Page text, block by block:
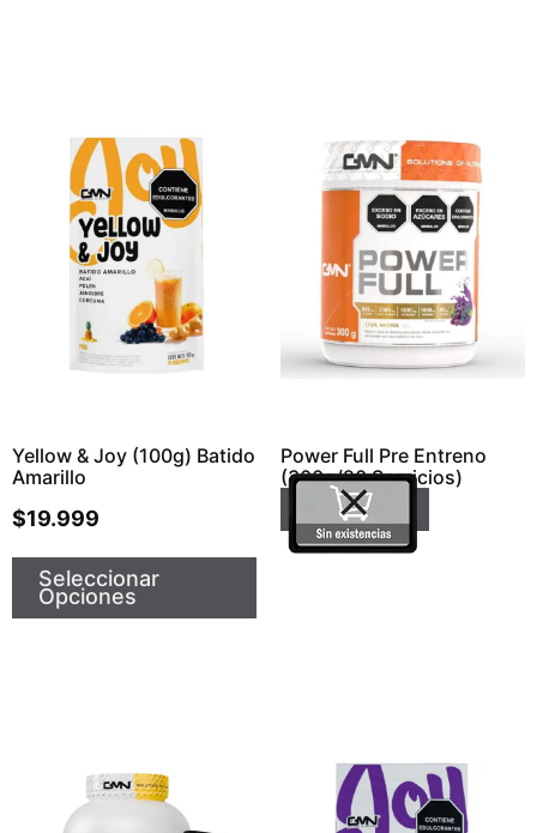
Yellow & Joy (100g) Batido
Amarillo
$19.999
Seleccionar
Opciones
Power Full Pre Entreno
(300g/20 Servicios)
Leer Más